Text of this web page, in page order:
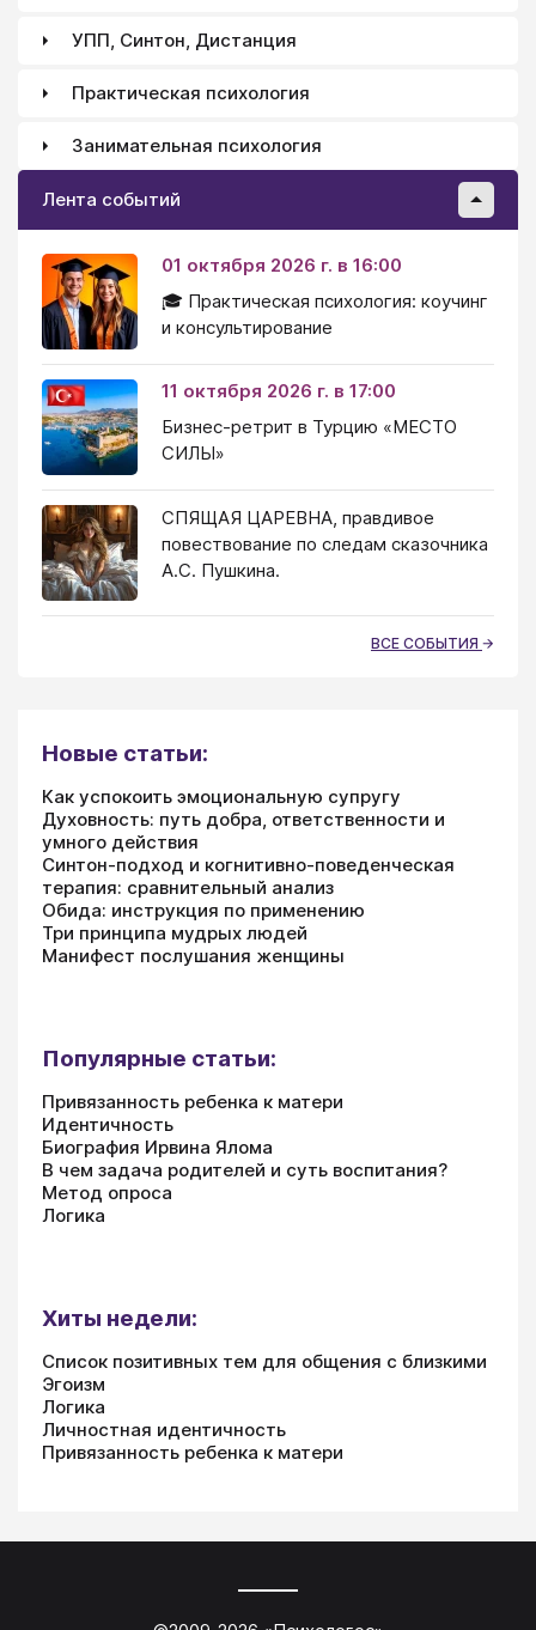
УПП, Синтон, Дистанция
Практическая психология
Занимательная психология
Лента событий
01 октября 2026 г. в 16:00
🎓 Практическая психология: коучинг
и консультирование
11 октября 2026 г. в 17:00
Бизнес-ретрит в Турцию «МЕСТО
СИЛЫ»
СПЯЩАЯ ЦАРЕВНА, правдивое
повествование по следам сказочника
А.С. Пушкина.
ВСЕ СОБЫТИЯ
Новые статьи:
Как успокоить эмоциональную супругу
Духовность: путь добра, ответственности и
умного действия
Синтон-подход и когнитивно-поведенческая
терапия: сравнительный анализ
Обида: инструкция по применению
Три принципа мудрых людей
Манифест послушания женщины
Популярные статьи:
Привязанность ребенка к матери
Идентичность
Биография Ирвина Ялома
В чем задача родителей и суть воспитания?
Метод опроса
Логика
Хиты недели:
Список позитивных тем для общения с близкими
Эгоизм
Логика
Личностная идентичность
Привязанность ребенка к матери